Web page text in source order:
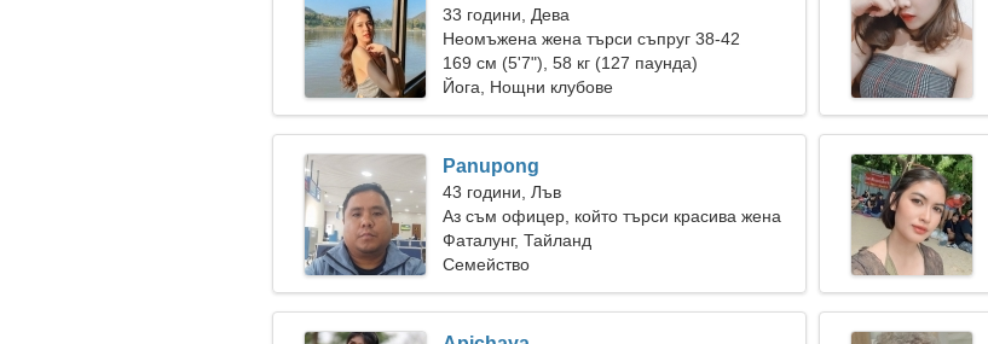
33 години, Дева
Неомъжена жена търси съпруг 38-42
169 см (5'7"), 58 кг (127 паунда)
Йога, Нощни клубове
Panupong
43 години, Лъв
Аз съм офицер, който търси красива жена
Фаталунг, Тайланд
Семейство